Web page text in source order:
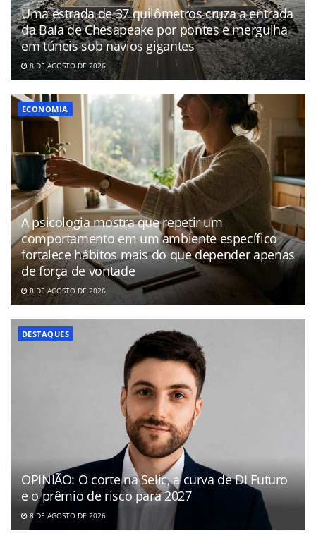
Uma estrada de 37 quilômetros cruza a entrada
da Baía de Chesapeake por pontes e mergulha
em túneis sob navios gigantes
8 DE AGOSTO DE 2026
ECONOMIA
A psicologia mostra que repetir um
comportamento em um ambiente específico
fortalece hábitos mais do que depender apenas
de força de vontade
8 DE AGOSTO DE 2026
DESTAQUES
OPINIÃO: O corte na Selic, a curva de DI Futuro
e o prêmio de risco para 2027
8 DE AGOSTO DE 2026